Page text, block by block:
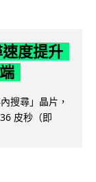
度提升
搜尋」晶片，
皮秒（即